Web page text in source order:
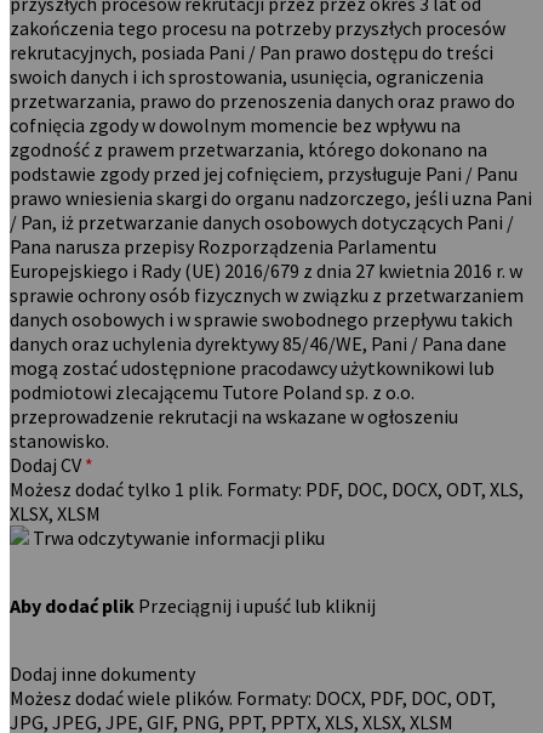
zakończenia tego procesu na potrzeby przyszłych procesów
rekrutacyjnych, posiada Pani / Pan prawo dostępu do treści
swoich danych i ich sprostowania, usunięcia, ograniczenia
przetwarzania, prawo do przenoszenia danych oraz prawo do
cofnięcia zgody w dowolnym momencie bez wpływu na
zgodność z prawem przetwarzania, którego dokonano na
podstawie zgody przed jej cofnięciem, przysługuje Pani / Panu
prawo wniesienia skargi do organu nadzorczego, jeśli uzna Pani
/ Pan, iż przetwarzanie danych osobowych dotyczących Pani /
Pana narusza przepisy Rozporządzenia Parlamentu
Europejskiego i Rady (UE) 2016/679 z dnia 27 kwietnia 2016 r. w
sprawie ochrony osób fizycznych w związku z przetwarzaniem
danych osobowych i w sprawie swobodnego przepływu takich
danych oraz uchylenia dyrektywy 85/46/WE, Pani / Pana dane
mogą zostać udostępnione pracodawcy użytkownikowi lub
podmiotowi zlecającemu Tutore Poland sp. z o.o.
przeprowadzenie rekrutacji na wskazane w ogłoszeniu
stanowisko.
Dodaj CV *
Możesz dodać tylko 1 plik. Formaty: PDF, DOC, DOCX, ODT, XLS,
XLSX, XLSM
Trwa odczytywanie informacji pliku
Aby dodać plik Przeciągnij i upuść lub kliknij
Dodaj inne dokumenty
Możesz dodać wiele plików. Formaty: DOCX, PDF, DOC, ODT,
JPG, JPEG, JPE, GIF, PNG, PPT, PPTX, XLS, XLSX, XLSM